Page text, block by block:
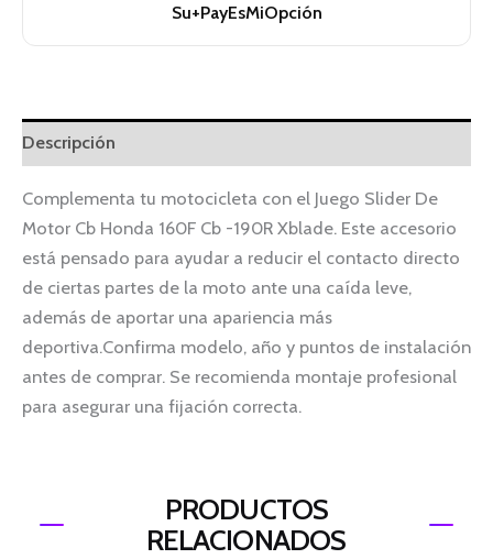
Su+PayEsMiOpción
Descripción
Complementa tu motocicleta con el Juego Slider De
Motor Cb Honda 160F Cb -190R Xblade. Este accesorio
está pensado para ayudar a reducir el contacto directo
de ciertas partes de la moto ante una caída leve,
además de aportar una apariencia más
deportiva.Confirma modelo, año y puntos de instalación
antes de comprar. Se recomienda montaje profesional
para asegurar una fijación correcta.
PRODUCTOS
RELACIONADOS